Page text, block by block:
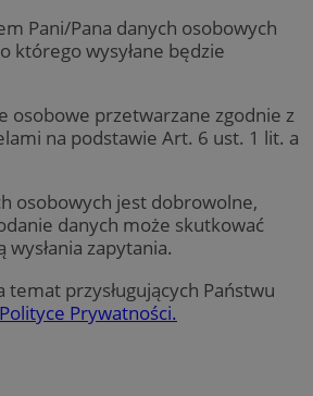
Pani/Pana danych osobowych
którego wysyłane będzie
osobowe przetwarzane zgodnie z
na podstawie Art. 6 ust. 1 lit. a
osobowych jest dobrowolne,
danych może skutkować
zapytania.
przysługujących Państwu
Polityce Prywatności.